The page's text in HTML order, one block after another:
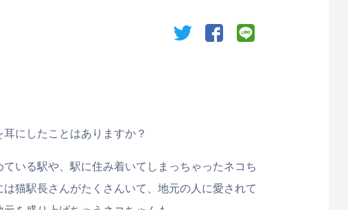
twitter facebook
にしたことはありますか？
いる駅や、駅に住み着いてしまっちゃったネコち
猫駅長さんがたくさんいて、地元の人に愛されて